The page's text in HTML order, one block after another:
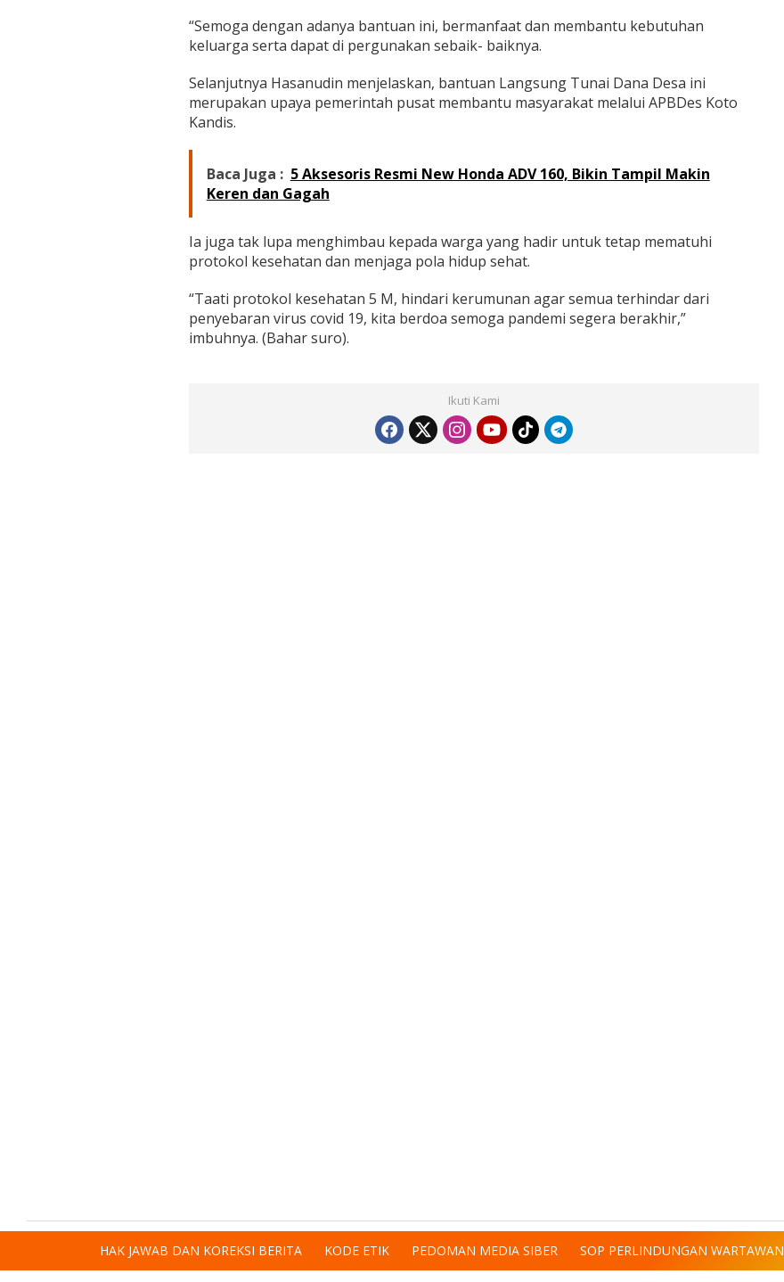
D
T
a
u
n
2
1
K
e
d
a
2
K
K
“Semoga dengan adanya bantuan ini, bermanfaat dan membantu kebutuhan
keluarga serta dapat di pergunakan sebaik- baiknya.
Selanjutnya Hasanudin menjelaskan, bantuan Langsung Tunai Dana Desa ini
merupakan upaya pemerintah pusat membantu masyarakat melalui APBDes Koto
Kandis.
Baca Juga : 5 Aksesoris Resmi New Honda ADV 160, Bikin Tampil Makin
Keren dan Gagah
Ia juga tak lupa menghimbau kepada warga yang hadir untuk tetap mematuhi
protokol kesehatan dan menjaga pola hidup sehat.
“Taati protokol kesehatan 5 M, hindari kerumunan agar semua terhindar dari
penyebaran virus covid 19, kita berdoa semoga pandemi segera berakhir,”
imbuhnya. (Bahar suro).
Ikuti Kami
HAK JAWAB DAN KOREKSI BERITA KODE ETIK PEDOMAN MEDIA SIBER SOP PERLINDUNGAN WARTAWAN